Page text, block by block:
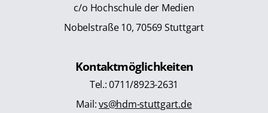
c/o Hochschule der Medien
Nobelstraße 10, 70569 Stuttgart
Kontaktmöglichkeiten
Tel.: 0711/8923-2631
Mail:vs@hdm-stuttgart.de